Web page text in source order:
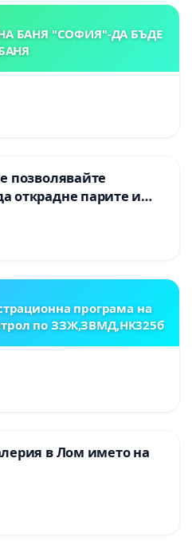
БАНЯ "СОФИЯ"-ДА БЪДЕ
позволявайте
открадне парите и
програма на
по ЗЗЖ,ЗВМД,НК325б
в Лом името на